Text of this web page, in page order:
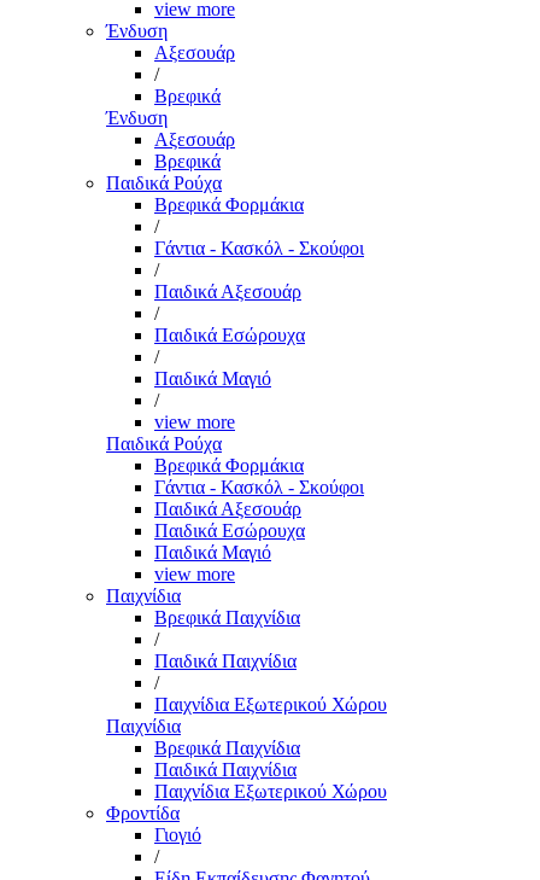
view more
Ένδυση
Αξεσουάρ
/
Βρεφικά
Ένδυση
Αξεσουάρ
Βρεφικά
Παιδικά Ρούχα
Βρεφικά Φορμάκια
/
Γάντια - Κασκόλ - Σκούφοι
/
Παιδικά Αξεσουάρ
/
Παιδικά Εσώρουχα
/
Παιδικά Μαγιό
/
view more
Παιδικά Ρούχα
Βρεφικά Φορμάκια
Γάντια - Κασκόλ - Σκούφοι
Παιδικά Αξεσουάρ
Παιδικά Εσώρουχα
Παιδικά Μαγιό
view more
Παιχνίδια
Βρεφικά Παιχνίδια
/
Παιδικά Παιχνίδια
/
Παιχνίδια Εξωτερικού Χώρου
Παιχνίδια
Βρεφικά Παιχνίδια
Παιδικά Παιχνίδια
Παιχνίδια Εξωτερικού Χώρου
Φροντίδα
Γιογιό
/